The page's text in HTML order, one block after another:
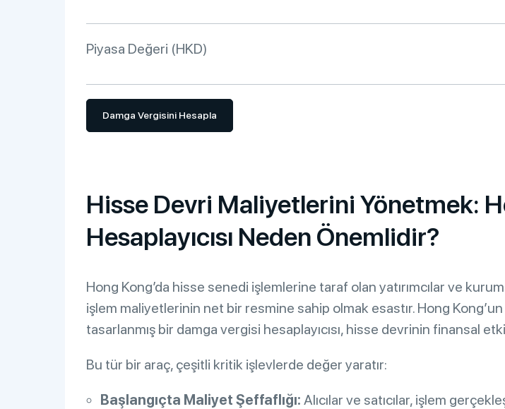
Piyasa Değeri (HKD)
Damga Vergisini Hesapla
Hisse Devri Maliyetlerini Yönetmek:
Hesaplayıcısı Neden Önemlidir?
Hong Kong’da hisse senedi işlemlerine taraf olan yatırımcılar ve
işlem maliyetlerinin net bir resmine sahip olmak esastır. Hong
tasarlanmış bir damga vergisi hesaplayıcısı, hisse devrinin finansal
Bu tür bir araç, çeşitli kritik işlevlerde değer yaratır:
Başlangıçta Maliyet Şeffaflığı: Alıcılar ve satıcılar, işlem